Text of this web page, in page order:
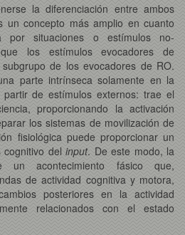
la diferenciación entre ambos
un concepto más amplio en cuanto
por situaciones o estímulos no-
los estímulos evocadores de
de los evocadores de RO.
parte intrínseca solamente en la
de estímulos externos: trae el
proporcionando la activación
los sistemas de movilización de
fisiológica puede proporcionar un
cognitivo del input. De este modo, la
un acontecimiento fásico que,
de actividad cognitiva y motora,
posteriores en la actividad
relacionados con el estado